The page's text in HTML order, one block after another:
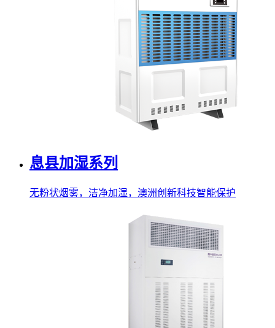
息县加湿系列
无粉状烟雾，洁净加湿，澳洲创新科技智能保护